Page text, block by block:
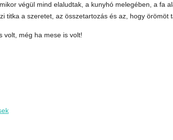
végül mind elaludtak, a kunyhó melegében, a fa
titka a szeretet, az összetartozás és az, hogy örömöt
volt, még ha mese is volt!